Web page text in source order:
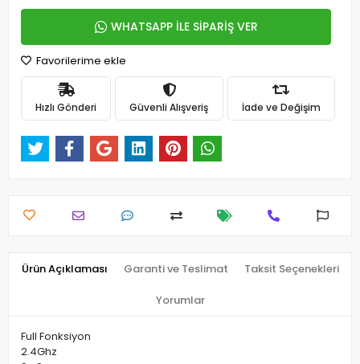
WHATSAPP İLE SİPARİŞ VER
Favorilerime ekle
Hızlı Gönderi Güvenli Alışveriş İade ve Değişim
Ürün Açıklaması Garanti ve Teslimat Taksit Seçenekleri
Yorumlar
Full Fonksiyon
2.4Ghz